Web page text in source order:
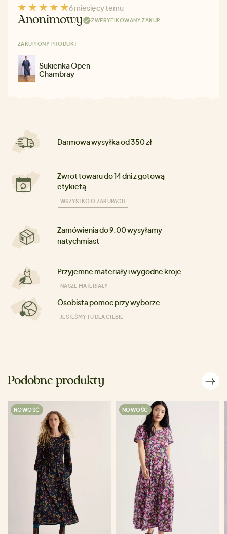
6 miesięcy temu
Anonimowy ZWERYFIKOWANY ZAKUP
ZAKUPIONY PRODUKT
Sukienka Open
Chambray
Darmowa wysyłka od 350 zł
Zwrot towaru do 14 dni z gotową
etykietą
WSZYSTKO O ZAKUPACH
Zamówienia do 9:00 wysyłamy
natychmiast
Przyjemne materiały i wygodne kroje
NASZE MATERIAŁY
Osobista pomoc przy wyborze
JESTEŚMY TU DLA CIEBIE
Podobne produkty
NOWOŚĆ NOWOŚĆ